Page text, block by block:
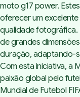
moto g17 power.
oferecer um
qualidade fotográfica.
de grandes
duração, adaptando-
Com esta iniciativa, a
paixão global pelo
Mundial de Futebol